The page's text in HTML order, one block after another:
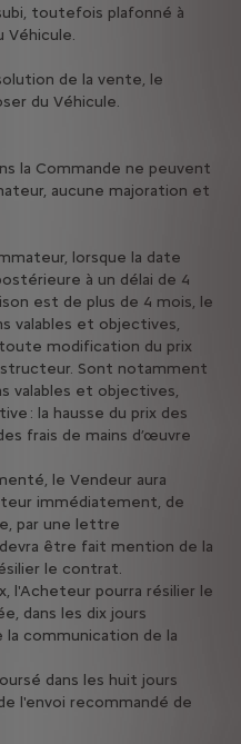
toutefois plafonné à
Véhicule.
de la vente, le
du Véhicule.
la Commande ne peuvent
aucune majoration et
lorsque la date
à un délai de 4
est de plus de 4 mois, le
valables et objectives,
modification du prix
Sont notamment
valables et objectives,
: la hausse du prix des
frais de mains d’œuvre
le Vendeur aura
immédiatement, de
par une lettre
être fait mention de la
le contrat.
l'Acheteur pourra résilier le
dans les dix jours
la communication de la
dans les huit jours
l'envoi recommandé de